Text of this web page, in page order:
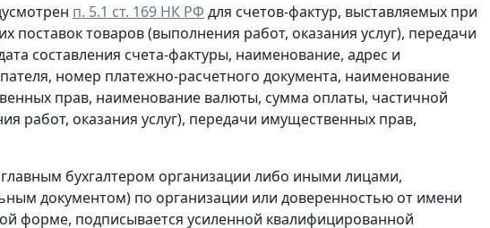
п. 5.1 ст. 169 НК РФ для счетов-фактур, выставляемых при
товаров (выполнения работ, оказания услуг), передачи
составления счета-фактуры, наименование, адрес и
номер платежно-расчетного документа, наименование
прав, наименование валюты, сумма оплаты, частичной
работ, оказания услуг), передачи имущественных прав,
бухгалтером организации либо иными лицами,
документом) по организации или доверенностью от имени
форме, подписывается усиленной квалифицированной